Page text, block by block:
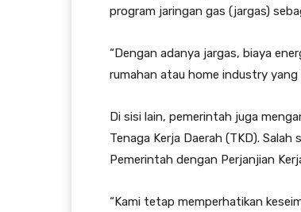
program jaringan gas (jargas)
“Dengan adanya jargas, biaya
rumahan atau home industry yang
Di sisi lain, pemerintah juga
Tenaga Kerja Daerah (TKD).
Pemerintah dengan Perjanjian
“Kami tetap memperhatikan